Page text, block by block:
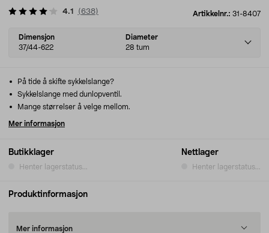
Artikkelnr.: 31-8407
4.1 (638)
Select
variant
Dimensjon
37/44-622
Diameter
28 tum
Butikklager
Henter lagerstatus...
Nettlager
Henter lagerstatus...
På tide å skifte sykkelslange?
Sykkelslange med dunlopventil.
Mange størrelser å velge mellom.
Mer informasjon
Produktinformasjon
Mer informasjon